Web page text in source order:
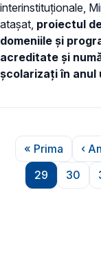
interinstituționale,
atașat, proiectul
domeniile şi
acreditate şi
şcolarizaţi în anul
Paginare
Prima
« Prima ‹
Pagina
29 30